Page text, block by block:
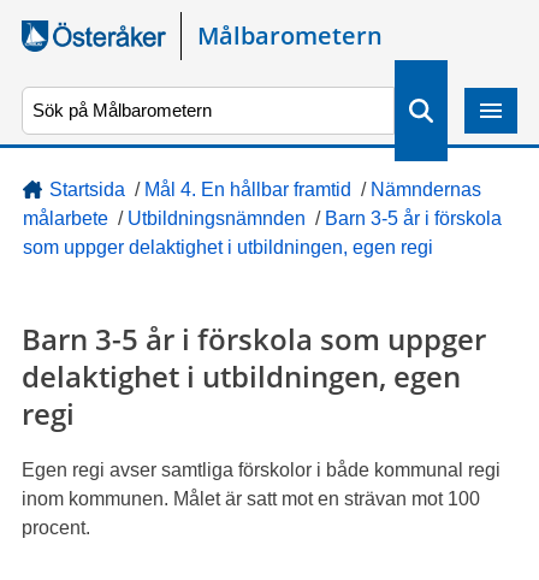
Gå direkt till sidans innehåll
Målbarometern
Startsida / Mål 4. En hållbar framtid / Nämndernas
målarbete / Utbildningsnämnden / Barn 3-5 år i förskola
som uppger delaktighet i utbildningen, egen regi
Barn 3-5 år i förskola som uppger
delaktighet i utbildningen, egen
regi
Egen regi avser samtliga förskolor i både kommunal regi
inom kommunen. Målet är satt mot en strävan mot 100
procent.